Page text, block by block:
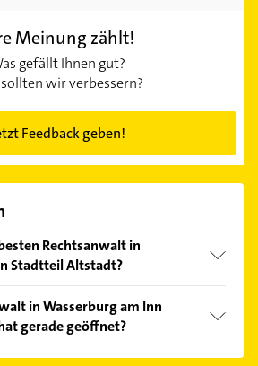
Meinung zählt!
gefällt Ihnen gut?
wir verbessern?
Feedback geben!
Rechtsanwalt in
Stadtteil Altstadt?
und profitieren Sie von den
können Sie sich
sortiert anzeigen lassen.
in Wasserburg am Inn
gerade geöffnet?
finden Sie alleÖffnungszeiten.